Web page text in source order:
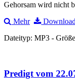
Gehorsam wird nicht
Mehr
Download
Dateityp: MP3 -
Predigt vom